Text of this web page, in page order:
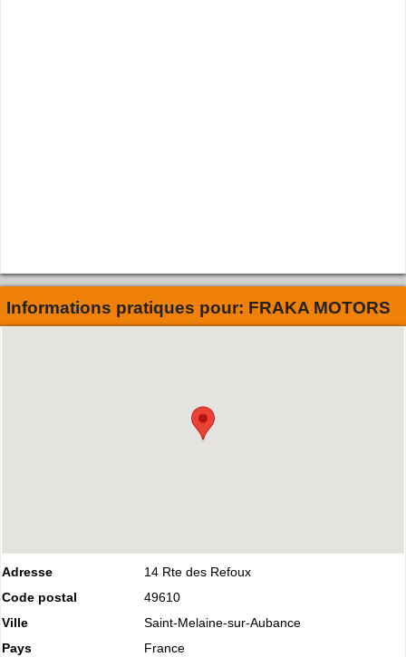
Informations pratiques pour: FRAKA MOTORS
Adresse
14 Rte des Refoux
Code postal
49610
Ville
Saint-Melaine-sur-Aubance
Pays
France